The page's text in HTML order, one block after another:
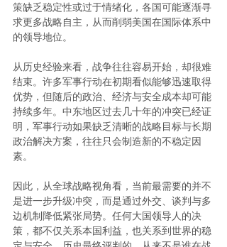
策缺乏稳定性或过于情绪化，各国可能逐渐寻
求更多战略自主，从而削弱美国在国际体系中
的领导地位。
从历史经验来看，战争往往容易开始，却很难
结束。许多军事行动在初期看似能够迅速取得
优势，但随后的政治、经济与安全成本却可能
持续多年。中东地区过去几十年的冲突已经证
明，军事行动如果缺乏清晰的战略目标与长期
政治解决方案，往往只会制造新的不稳定因
素。
因此，从全球战略视角看，当前最需要的并不
是进一步升级冲突，而是通过外交、谈判与多
边机制降低紧张局势。任何大国领导人的决
策，都不仅关系本国利益，也关系到世界的稳